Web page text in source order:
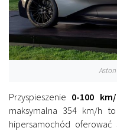
Przyspieszenie 0-100
maksymalna 354 km/h
hipersamochód oferować